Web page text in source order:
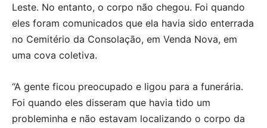
Leste. No entanto, o corpo não chegou. Foi quando
eles foram comunicados que ela havia sido enterrada
no Cemitério da Consolação, em Venda Nova, em
uma cova coletiva.
“A gente ficou preocupado e ligou para a funerária.
Foi quando eles disseram que havia tido um
probleminha e não estavam localizando o corpo da